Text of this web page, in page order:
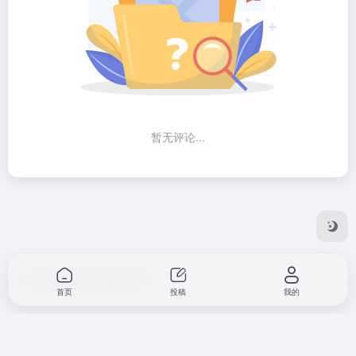
暂无评论...
Copyright © 2026
首页 投稿 我的